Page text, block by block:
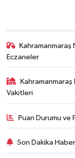
Kahramanmaraş
Eczaneler
Kahramanmaraş
Vakitleri
Puan Durumu ve
Son Dakika